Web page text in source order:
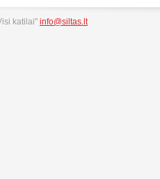
katilai" info@siltas.lt